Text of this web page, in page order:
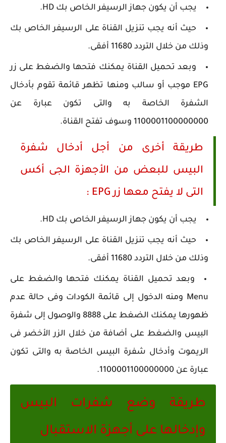
يجب أن يكون جهاز الرسيفر الخاص بك HD.
حيث أنه يجب تنزيل القناة على الرسيفر الخاص بك
وذلك من خلال التردد 11680 أفقى.
وبعد تحميل القناة يمكنك فتحها والضغط على زر
EPG موجب أو سالب ومنها تظهر قائمة تقوم بأدخال
الشفرة الخاصة به والتى تكون عبارة عن
1100001100000000 وسوف تفتح القناة.
طريقة أخرى من أجل أدخال شفرة
البيس للبعض من الأجهزة الجى أكس
التى لا يفتح معها زر EPG :
يجب أن يكون جهاز الرسيفر الخاص بك HD.
حيث أنه يجب تنزيل القناة على الرسيفر الخاص بك
وذلك من خلال التردد 11680 أفقى.
وبعد تحميل القناة يمكنك فتحها والضغط على
Menu ومنه الدخول إلى قائمة الكودات وفى حالة عدم
ظهورها يمكنك الضغط على 8888 والوصول إلى شفرة
البيس والضغط على أضافة من خلال الزر الأخضر فى
الريموت وأدخال شفرة البيس الخاصة به والتى تكون
عبارة عن 1100001100000000.
طريقة وضع شفرات البيس
وإدخالها على أجهزة الاستقبال